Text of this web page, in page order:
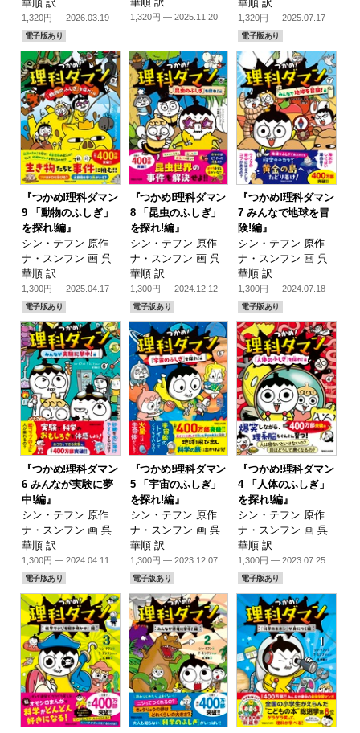
華順 訳
1,320円 — 2026.03.19
電子版あり
1,320円 — 2025.11.20
華順 訳
1,320円 — 2025.07.17
電子版あり
『つかめ!理科ダマン
9 「動物のふしぎ」
を探れ!編』
シン・テフン 原作
ナ・スンフン 画 呉
華順 訳
1,300円 — 2025.04.17
電子版あり
『つかめ!理科ダマン
8 「昆虫のふしぎ」
を探れ!編』
シン・テフン 原作
ナ・スンフン 画 呉
華順 訳
1,300円 — 2024.12.12
電子版あり
『つかめ!理科ダマン
7 みんなで地球を冒
険!編』
シン・テフン 原作
ナ・スンフン 画 呉
華順 訳
1,300円 — 2024.07.18
電子版あり
『つかめ!理科ダマン
6 みんなが実験に夢
中!編』
シン・テフン 原作
ナ・スンフン 画 呉
華順 訳
1,300円 — 2024.04.11
電子版あり
『つかめ!理科ダマン
5 「宇宙のふしぎ」
を探れ!編』
シン・テフン 原作
ナ・スンフン 画 呉
華順 訳
1,300円 — 2023.12.07
電子版あり
『つかめ!理科ダマン
4 「人体のふしぎ」
を探れ!編』
シン・テフン 原作
ナ・スンフン 画 呉
華順 訳
1,300円 — 2023.07.25
電子版あり